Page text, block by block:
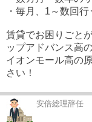
・毎月、1～数回
賃貸でお困りごと
ップアドバンス高
イオンモール高の
さい！
安倍総理辞任